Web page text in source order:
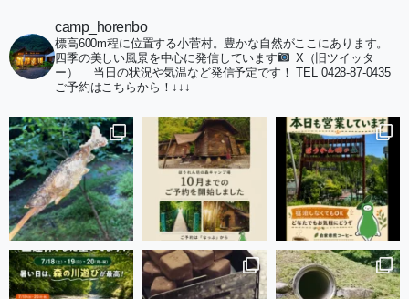
camp_horenbo
標高600m程に位置する小菅村。豊かな自然がここにあります。
四季の美しい風景を中心に発信しています
X（旧ツイッタ
ー）
当日の状況や気温など発信予定です！ TEL 0428-87-0435
ご予約はこちらから！↓↓↓